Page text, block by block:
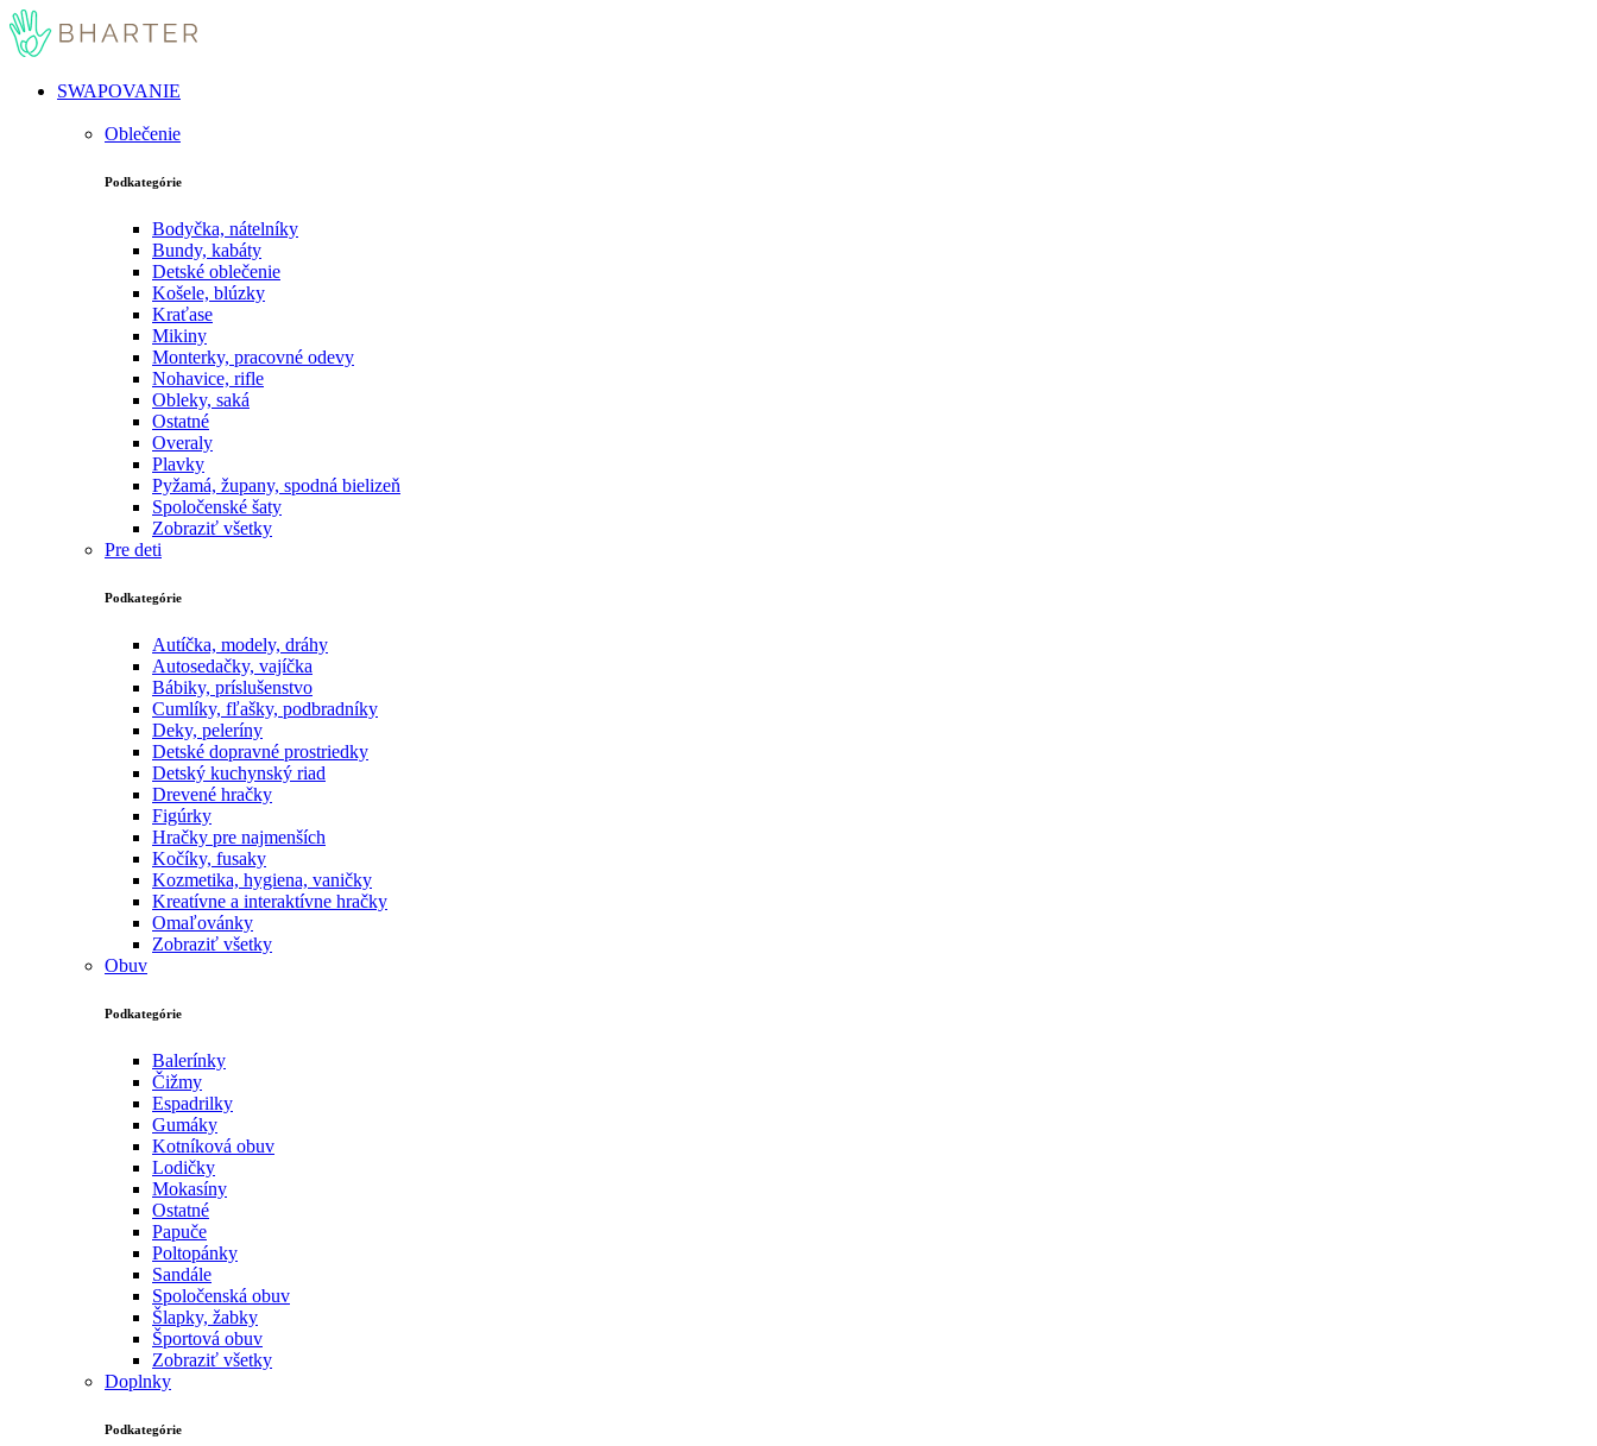
SWAPOVANIE
Oblečenie
Podkategórie
Bodyčka, nátelníky
Bundy, kabáty
Detské oblečenie
Košele, blúzky
Kraťase
Mikiny
Monterky, pracovné odevy
Nohavice, rifle
Obleky, saká
Ostatné
Overaly
Plavky
Pyžamá, župany, spodná bielizeň
Spoločenské šaty
Zobraziť všetky
Pre deti
Podkategórie
Autíčka, modely, dráhy
Autosedačky, vajíčka
Bábiky, príslušenstvo
Cumlíky, fľašky, podbradníky
Deky, peleríny
Detské dopravné prostriedky
Detský kuchynský riad
Drevené hračky
Figúrky
Hračky pre najmenších
Kočíky, fusaky
Kozmetika, hygiena, vaničky
Kreatívne a interaktívne hračky
Omaľovánky
Zobraziť všetky
Obuv
Podkategórie
Balerínky
Čižmy
Espadrilky
Gumáky
Kotníková obuv
Lodičky
Mokasíny
Ostatné
Papuče
Poltopánky
Sandále
Spoločenská obuv
Šlapky, žabky
Športová obuv
Zobraziť všetky
Doplnky
Podkategórie